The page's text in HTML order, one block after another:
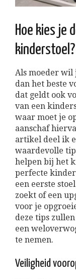
Hoe kies je
kinderstoel?
Als moeder wil
dan het beste
dat geldt ook
van een
waar moet je
aanschaf
artikel deel ik
waardevolle
helpen bij het
perfecte
een eerste
zoekt of een
voor je
deze tips
een
te nemen.
Veiligheid